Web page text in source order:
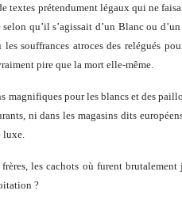
textes prétendument légaux qui ne
qu’il s’agissait d’un Blanc ou
souffrances atroces des relégués
pire que la mort elle-même.
magnifiques pour les blancs et des
ni dans les magasins dits
luxe.
les cachots où furent
?